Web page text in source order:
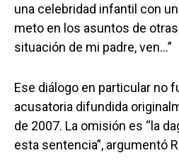
una celebridad infantil con
meto en los asuntos de
situación de mi padre, ven…”
Ese diálogo en particular no
acusatoria difundida
de 2007. La omisión es “la
esta sentencia”, argumentó